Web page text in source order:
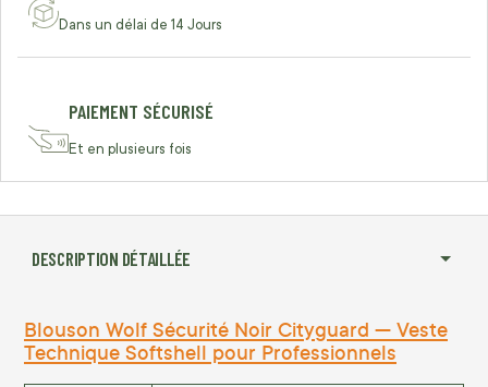
Dans un délai de 14 Jours
PAIEMENT SÉCURISÉ
Et en plusieurs fois
DESCRIPTION DÉTAILLÉE
Blouson Wolf Sécurité Noir Cityguard — Veste
Technique Softshell pour Professionnels